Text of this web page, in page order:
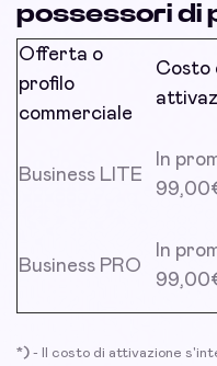
possessori di
Offerta o
profilo
commerciale
Costo
Business LITE
In
Business PRO
In
*) - Il costo di attivazione